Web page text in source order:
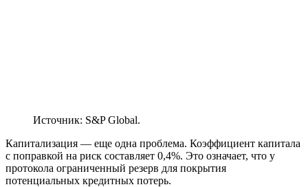
Источник: S&P Global.
Капитализация — еще одна проблема. Коэффициент капитала
с поправкой на риск составляет 0,4%. Это означает, что у
протокола ограниченный резерв для покрытия
потенциальных кредитных потерь.